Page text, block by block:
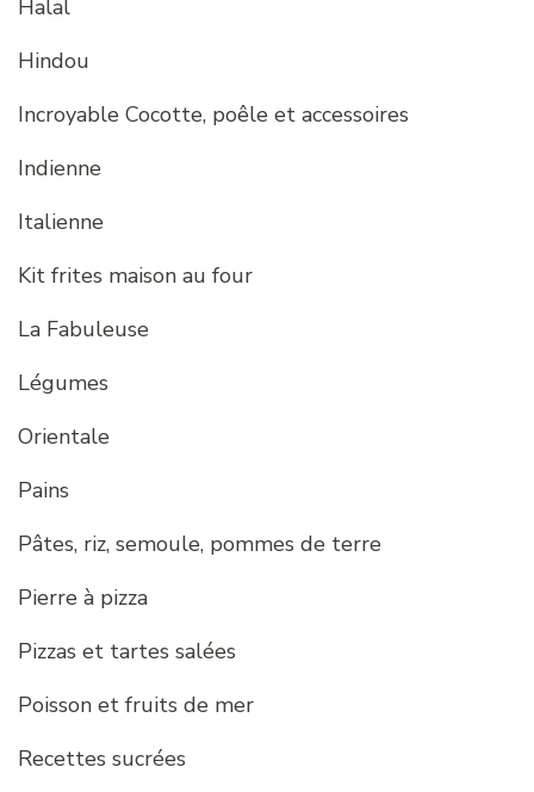
Halal
Hindou
Incroyable Cocotte, poêle et accessoires
Indienne
Italienne
Kit frites maison au four
La Fabuleuse
Légumes
Orientale
Pains
Pâtes, riz, semoule, pommes de terre
Pierre à pizza
Pizzas et tartes salées
Poisson et fruits de mer
Recettes sucrées